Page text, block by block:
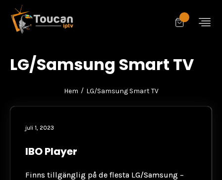
LG/Samsung Smart TV
Hem / LG/Samsung Smart TV
juli 1, 2023
IBO Player
Finns tillgänglig på de flesta LG/Samsung –